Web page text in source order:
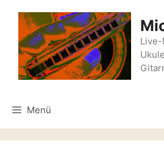
Inhalt
springen
Menü